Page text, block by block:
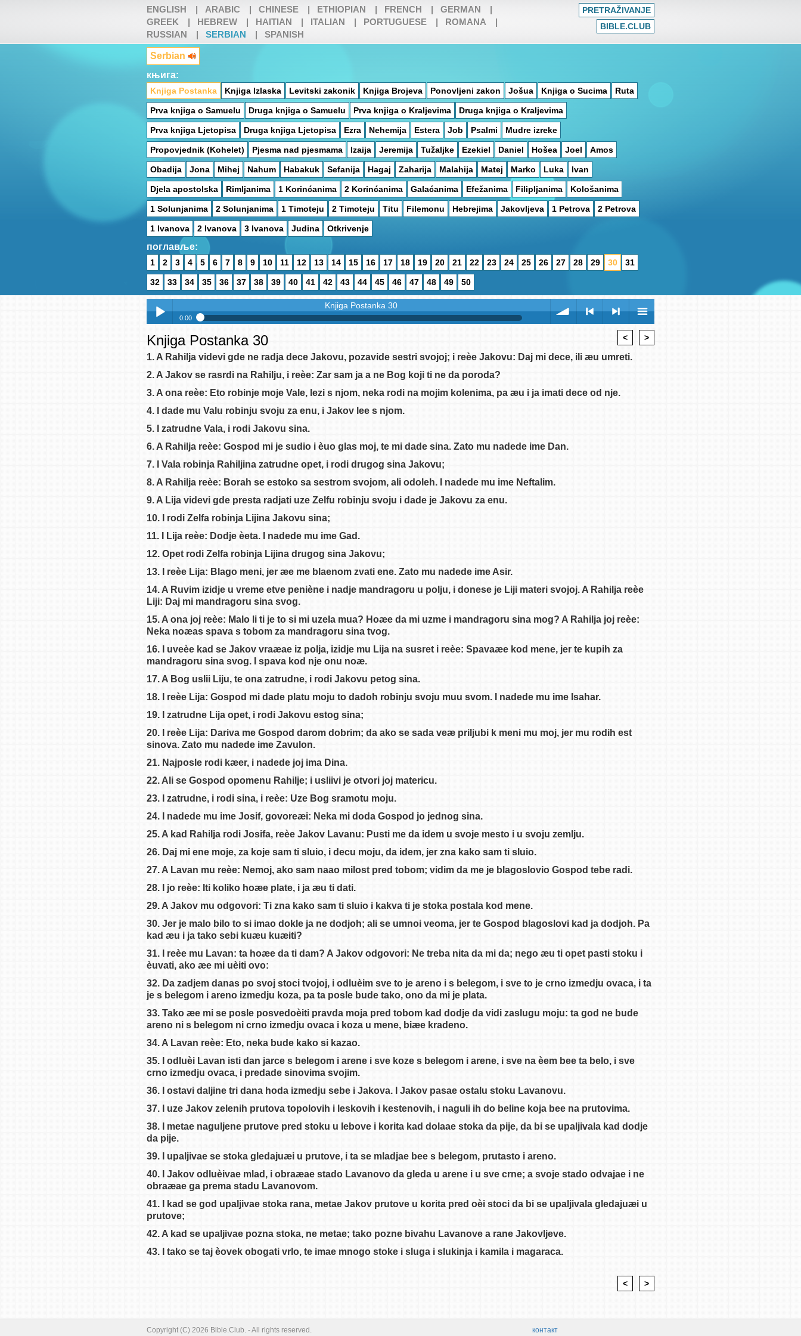
ENGLISH | ARABIC | CHINESE | ETHIOPIAN | FRENCH | GERMAN
|
GREEK
| HEBREW | HAITIAN | ITALIAN | PORTUGUESE | ROMANA
|
RUSSIAN
| SERBIAN | SPANISH
PRETRAŽIVANJE
BIBLE.CLUB
Serbian
књига:
Knjiga Postanka Knjiga Izlaska Levitski zakonik Knjiga Brojeva Ponovljeni zakon Jošua Knjiga o Sucima Ruta
Prva knjiga o Samuelu Druga knjiga o Samuelu Prva knjiga o Kraljevima Druga knjiga o Kraljevima
Prva knjiga Ljetopisa Druga knjiga Ljetopisa Ezra Nehemija Estera Job Psalmi Mudre izreke
Propovjednik (Kohelet) Pjesma nad pjesmama Izaija Jeremija Tužaljke Ezekiel Daniel Hošea Joel Amos
Obadija Jona Mihej Nahum Habakuk Sefanija Hagaj Zaharija Malahija Matej Marko Luka Ivan
Djela apostolska Rimljanima 1 Korinćanima 2 Korinćanima Galaćanima Efežanima Filipljanima Kološanima
1 Solunjanima 2 Solunjanima 1 Timoteju 2 Timoteju Titu Filemonu Hebrejima Jakovljeva 1 Petrova 2 Petrova
1 Ivanova 2 Ivanova 3 Ivanova Judina Otkrivenje
поглавље:
1 2 3 4 5 6 7 8 9 10 11 12 13 14 15 16 17 18 19 20 21 22 23 24 25 26 27 28 29 30 31
32 33 34 35 36 37 38 39 40 41 42 43 44 45 46 47 48 49 50
Play /
pause
Knjiga Postanka 30
0:00
> nextmenu
Knjiga Postanka 30
Knjiga Postanka 31
Knjiga Postanka 32
Knjiga Postanka 37
Knjiga Postanka 38
Knjiga Postanka 39
Knjiga Postanka 40
Knjiga Postanka 41
Knjiga Postanka 42
Knjiga Postanka 43
Knjiga Postanka 44
Knjiga Postanka 45
Knjiga Postanka 46
Knjiga Postanka 47
Knjiga Postanka 48
Knjiga Postanka 49
Knjiga Postanka 50
Knjiga Postanka 1
Knjiga Postanka 2
Knjiga Postanka 3
Knjiga Postanka 4
Knjiga Postanka 5
Knjiga Postanka 6
Knjiga Postanka 7
Knjiga Postanka 8
Knjiga Postanka 9
Knjiga Postanka 10
Knjiga Postanka 11
Knjiga Postanka 12
Knjiga Postanka 13
Knjiga Postanka 14
Knjiga Postanka 16
Knjiga Postanka 17
Knjiga Postanka 18
Knjiga Postanka 19
Knjiga Postanka 20
Knjiga Postanka 21
Knjiga Postanka 22
Knjiga Postanka 24
Knjiga Postanka 28
< >
Knjiga Postanka 30
1. A Rahilja videvi gde ne radja dece Jakovu, pozavide sestri svojoj; i reèe Jakovu: Daj mi dece, ili æu umreti.
2. A Jakov se rasrdi na Rahilju, i reèe: Zar sam ja a ne Bog koji ti ne da poroda?
3. A ona reèe: Eto robinje moje Vale, lezi s njom, neka rodi na mojim kolenima, pa æu i ja imati dece od nje.
4. I dade mu Valu robinju svoju za enu, i Jakov lee s njom.
5. I zatrudne Vala, i rodi Jakovu sina.
6. A Rahilja reèe: Gospod mi je sudio i èuo glas moj, te mi dade sina. Zato mu nadede ime Dan.
7. I Vala robinja Rahiljina zatrudne opet, i rodi drugog sina Jakovu;
8. A Rahilja reèe: Borah se estoko sa sestrom svojom, ali odoleh. I nadede mu ime Neftalim.
9. A Lija videvi gde presta radjati uze Zelfu robinju svoju i dade je Jakovu za enu.
10. I rodi Zelfa robinja Lijina Jakovu sina;
11. I Lija reèe: Dodje èeta. I nadede mu ime Gad.
12. Opet rodi Zelfa robinja Lijina drugog sina Jakovu;
13. I reèe Lija: Blago meni, jer æe me blaenom zvati ene. Zato mu nadede ime Asir.
14. A Ruvim izidje u vreme etve peniène i nadje mandragoru u polju, i donese je Liji materi svojoj. A Rahilja reèe
Liji: Daj mi mandragoru sina svog.
15. A ona joj reèe: Malo li ti je to si mi uzela mua? Hoæe da mi uzme i mandragoru sina mog? A Rahilja joj reèe:
Neka noæas spava s tobom za mandragoru sina tvog.
16. I uveèe kad se Jakov vraæae iz polja, izidje mu Lija na susret i reèe: Spavaæe kod mene, jer te kupih za
mandragoru sina svog. I spava kod nje onu noæ.
17. A Bog uslii Liju, te ona zatrudne, i rodi Jakovu petog sina.
18. I reèe Lija: Gospod mi dade platu moju to dadoh robinju svoju muu svom. I nadede mu ime Isahar.
19. I zatrudne Lija opet, i rodi Jakovu estog sina;
20. I reèe Lija: Dariva me Gospod darom dobrim; da ako se sada veæ priljubi k meni mu moj, jer mu rodih est
sinova. Zato mu nadede ime Zavulon.
21. Najposle rodi kæer, i nadede joj ima Dina.
22. Ali se Gospod opomenu Rahilje; i usliivi je otvori joj matericu.
23. I zatrudne, i rodi sina, i reèe: Uze Bog sramotu moju.
24. I nadede mu ime Josif, govoreæi: Neka mi doda Gospod jo jednog sina.
25. A kad Rahilja rodi Josifa, reèe Jakov Lavanu: Pusti me da idem u svoje mesto i u svoju zemlju.
26. Daj mi ene moje, za koje sam ti sluio, i decu moju, da idem, jer zna kako sam ti sluio.
27. A Lavan mu reèe: Nemoj, ako sam naao milost pred tobom; vidim da me je blagoslovio Gospod tebe radi.
28. I jo reèe: Iti koliko hoæe plate, i ja æu ti dati.
29. A Jakov mu odgovori: Ti zna kako sam ti sluio i kakva ti je stoka postala kod mene.
30. Jer je malo bilo to si imao dokle ja ne dodjoh; ali se umnoi veoma, jer te Gospod blagoslovi kad ja dodjoh. Pa
kad æu i ja tako sebi kuæu kuæiti?
31. I reèe mu Lavan: ta hoæe da ti dam? A Jakov odgovori: Ne treba nita da mi da; nego æu ti opet pasti stoku i
èuvati, ako æe mi uèiti ovo:
32. Da zadjem danas po svoj stoci tvojoj, i odluèim sve to je areno i s belegom, i sve to je crno izmedju ovaca, i ta
je s belegom i areno izmedju koza, pa ta posle bude tako, ono da mi je plata.
33. Tako æe mi se posle posvedoèiti pravda moja pred tobom kad dodje da vidi zaslugu moju: ta god ne bude
areno ni s belegom ni crno izmedju ovaca i koza u mene, biæe kradeno.
34. A Lavan reèe: Eto, neka bude kako si kazao.
35. I odluèi Lavan isti dan jarce s belegom i arene i sve koze s belegom i arene, i sve na èem bee ta belo, i sve
crno izmedju ovaca, i predade sinovima svojim.
36. I ostavi daljine tri dana hoda izmedju sebe i Jakova. I Jakov pasae ostalu stoku Lavanovu.
37. I uze Jakov zelenih prutova topolovih i leskovih i kestenovih, i naguli ih do beline koja bee na prutovima.
38. I metae naguljene prutove pred stoku u lebove i korita kad dolaae stoka da pije, da bi se upaljivala kad dodje
da pije.
39. I upaljivae se stoka gledajuæi u prutove, i ta se mladjae bee s belegom, prutasto i areno.
40. I Jakov odluèivae mlad, i obraæae stado Lavanovo da gleda u arene i u sve crne; a svoje stado odvajae i ne
obraæae ga prema stadu Lavanovom.
41. I kad se god upaljivae stoka rana, metae Jakov prutove u korita pred oèi stoci da bi se upaljivala gledajuæi u
prutove;
42. A kad se upaljivae pozna stoka, ne metae; tako pozne bivahu Lavanove a rane Jakovljeve.
43. I tako se taj èovek obogati vrlo, te imae mnogo stoke i sluga i slukinja i kamila i magaraca.
< >
Copyright (C) 2026 Bible.Club. - All rights reserved. контакт